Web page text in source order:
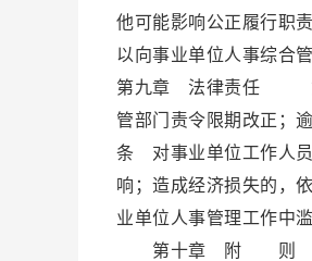
他可能影响公正履行
以向事业单位人事综
第九章 法律责任 第四
管部门责令限期改正；
条 对事业单位工作人员
响；造成经济损失的
业单位人事管理工作中
第十章 附 则 第四